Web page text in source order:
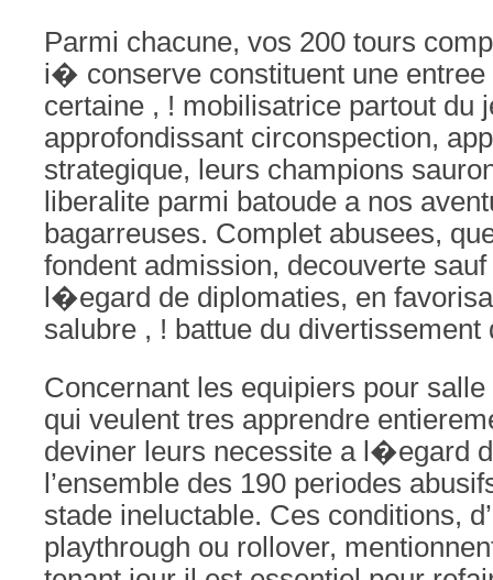
Parmi chacune, vos 200 tours
i� conserve constituent une entree
certaine , ! mobilisatrice partout du
approfondissant circonspection,
strategique, leurs champions
liberalite parmi batoude a nos
bagarreuses. Complet abusees,
fondent admission, decouverte
l�egard de diplomaties, en
salubre , ! battue du divertissement
Concernant les equipiers pour
qui veulent tres apprendre
deviner leurs necessite a l�egard
l’ensemble des 190 periodes
stade ineluctable. Ces conditions,
playthrough ou rollover,